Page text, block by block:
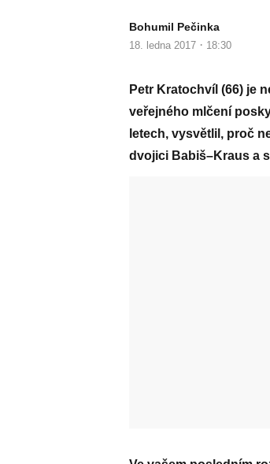
Bohumil Pečinka
18. ledna 2017 · 18:30
Petr Kratochvíl (66) je
veřejného mlčení
letech, vysvětlil, proč
dvojici Babiš–Kraus a